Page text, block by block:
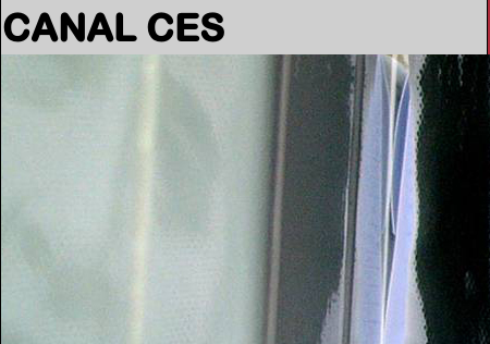
CANAL CES